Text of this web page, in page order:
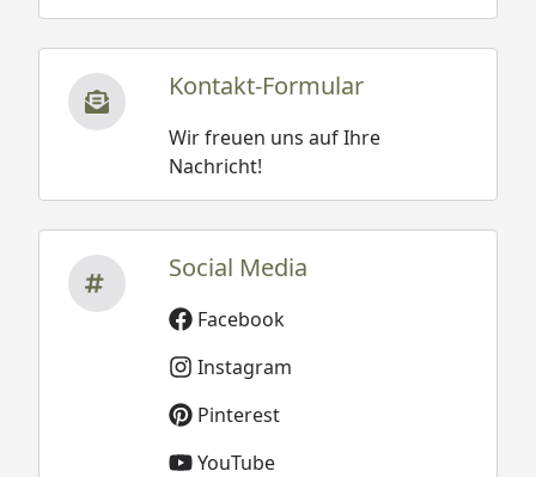
Kontakt-Formular
Wir freuen uns auf Ihre
Nachricht!
Social Media
Facebook
Instagram
Pinterest
YouTube